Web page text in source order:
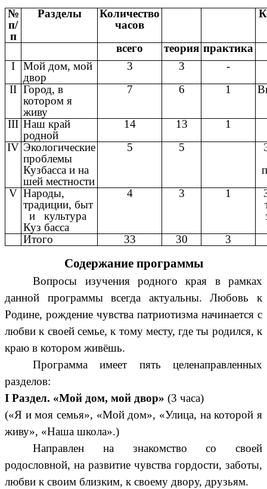
№
п/
п
Разделы
Количество
часов
всего теория практика
I
Мой дом, мой
двор
3 3
-
II Город, в
котором я
живу
7 6 1
III Наш край
родной
14 13
1
IV Экологические
проблемы
Кузбасса и на
шей местности
5 5
V Народы,
традиции, быт
и культура
Куз басса
4 3 1
Итого
33 30 3
Содержание программы
Вопросы изучения родного края в рамках
данной программы всегда актуальны. Любовь к
Родине, рождение чувства патриотизма начинается с
любви к своей семье, к тому месту, где ты родился, к
краю в котором живёшь.
Программа имеет пять целенаправленных
разделов:
I Раздел. «Мой дом, мой двор» (3 часа)
(«Я и моя семья», «Мой дом», «Улица, на которой я
живу», «Наша школа».)
Направлен на знакомство со своей
родословной, на развитие чувства гордости, заботы,
любви к своим близким, к своему двору, друзьям.